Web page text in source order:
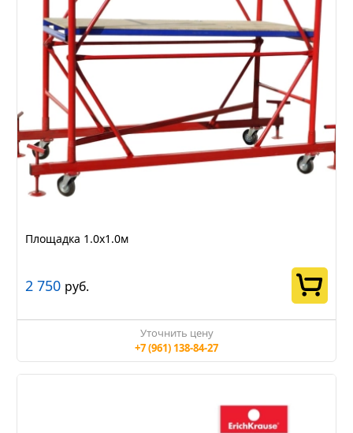
Площадка 1.0х1.0м
2 750 руб.
Уточнить цену
+7 (961) 138-84-27